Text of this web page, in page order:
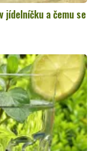
jídelníčku a čemu se